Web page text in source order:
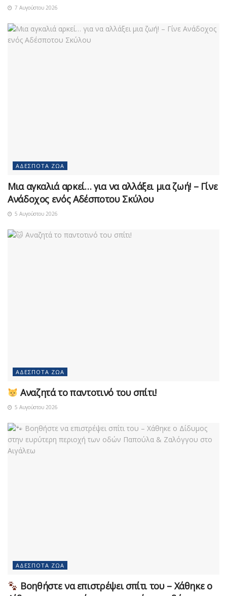
7 Αυγούστου 2026
ΑΔΈΣΠΟΤΑ ΖΏΑ
Μια αγκαλιά αρκεί… για να αλλάξει μια ζωή! – Γίνε
Ανάδοχος ενός Αδέσποτου Σκύλου
5 Αυγούστου 2026
ΑΔΈΣΠΟΤΑ ΖΏΑ
Αναζητά το παντοτινό του σπίτι!
5 Αυγούστου 2026
ΑΔΈΣΠΟΤΑ ΖΏΑ
Βοηθήστε να επιστρέψει σπίτι του – Χάθηκε ο